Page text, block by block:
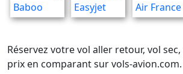
Baboo Easyjet Air France
Réservez votre vol aller retour, vol
prix en comparant sur vols-avion.com.